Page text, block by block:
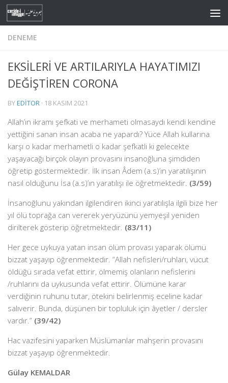
Skip to content
DENEME
EKSİLERİ VE ARTILARIYLA HAYATIMIZI
DEĞİŞTİREN CORONA
BYEDITOR · 18 KASIM 2021
Allah’ın ikramı şefkati ve merhameti olmasaydı kendi kendine
yettiğini sanan insan acaba ne yapardı? Yüce Allah kullarına
karşı o kadar merhametli o kadar şefkatli ki gelecekte
yaşayacağı birçok olayın provasını insanoğluna şimdiden
öğretip göstermektedir. İlk insan Âdem (a.s)’ın yaratılışının
nasıl olduğunu İsa (a.s)’ın yaratılışı ile öğretmektedir. (3/59)
İnsanoğlunu yakından ilgilendiren ikinci yaratılışla ilgili bize her
yıl ölü toprağa can vererek yeryüzünü yemyeşil yeniden
dirilterek gösterip öğretmektedir. (83/11)
Her gece uykuya yatan insan ölüm provası yaparak ölümü
bizzat yaşayıp öğrenmektedir. “Allah nefisleri/ruhları, vücut
öldüğü sırada vefat ettirir, ölmemiş olanların nefislerini
/ruhlarını da uykusunda vefat ettirir. Ölümüne karar
verdiğinin ruhunu tutar, ötekini belirlenmiş eceline kadar
salıverir. Bunda, düşünen bir topluluk için âyetler / dersler
vardır.” (39/42)
Hac vazifesini yaparken Müslümanlar mahşerin provasını
bizzat yaşayıp öğrenmektedir.
Gülay KEMALDAR